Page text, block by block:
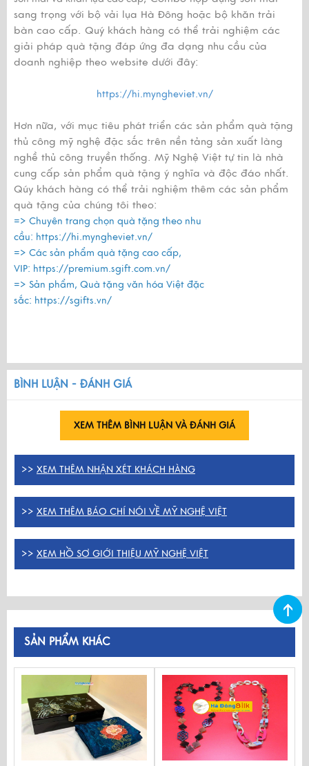
sang trọng với bộ vải lụa Hà Đông hoặc bộ khăn trải
bàn cao cấp. Quý khách hàng có thể trải nghiệm các
giải pháp quà tặng đáp ứng đa dạng nhu cầu của
doanh nghiệp theo website dưới đây:
https://hi.myngheviet.vn/
Hơn nữa, với mục tiêu phát triển các sản phẩm quà tặng
thủ công mỹ nghệ đặc sắc trên nền tảng sản xuất làng
nghề thủ công truyền thống. Mỹ Nghệ Việt tự tin là nhà
cung cấp sản phẩm quà tặng ý nghĩa và độc đáo nhất.
Qúy khách hàng có thể trải nghiệm thêm các sản phẩm
quà tặng của chúng tôi theo:
=> Chuyên trang chọn quà tặng theo nhu
cầu: https://hi.myngheviet.vn/
=> Các sản phẩm quà tặng cao cấp,
VIP: https://premium.sgift.com.vn/
=> Sản phẩm, Quà tặng văn hóa Việt đặc
sắc: https://sgifts.vn/
BÌNH LUẬN - ĐÁNH GIÁ
XEM THÊM BÌNH LUẬN VÀ ĐÁNH GIÁ
>> XEM THÊM NHẬN XÉT KHÁCH HÀNG
>> XEM THÊM BÁO CHÍ NÓI VỀ MỸ NGHỆ VIỆT
>> XEM HỒ SƠ GIỚI THIỆU MỸ NGHỆ VIỆT
SẢN PHẨM KHÁC